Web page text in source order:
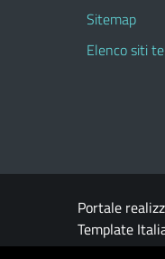
Sitemap
Elenco siti
Portale
Template